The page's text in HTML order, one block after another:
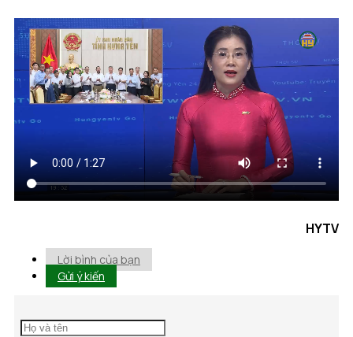
HYTV
Lời bình của bạn
Gửi ý kiến